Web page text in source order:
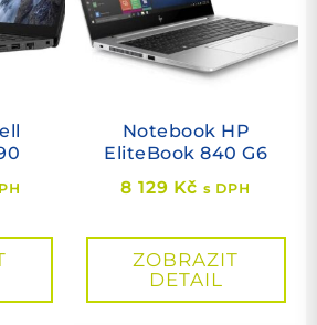
Notebook HP
EliteBook 840 G6
8 129 Kč s DPH
ZOBRAZIT
DETAIL